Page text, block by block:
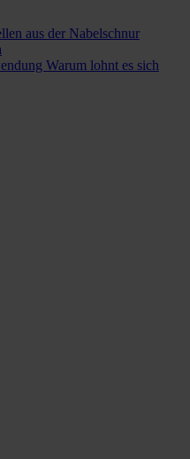
aus der Nabelschnur
Warum lohnt es sich